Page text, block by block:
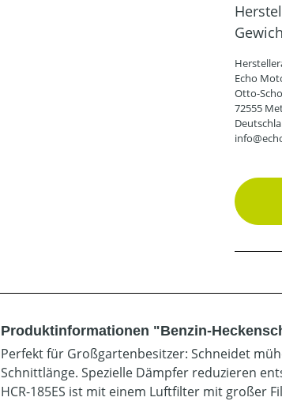
Echo
Otto-
72555
Produktinformationen "Benzin-
Perfekt für Großgartenbesitzer: Schneidet
Schnittlänge. Spezielle Dämpfer reduzieren
HCR-185ES ist mit einem Luftfilter mit großer